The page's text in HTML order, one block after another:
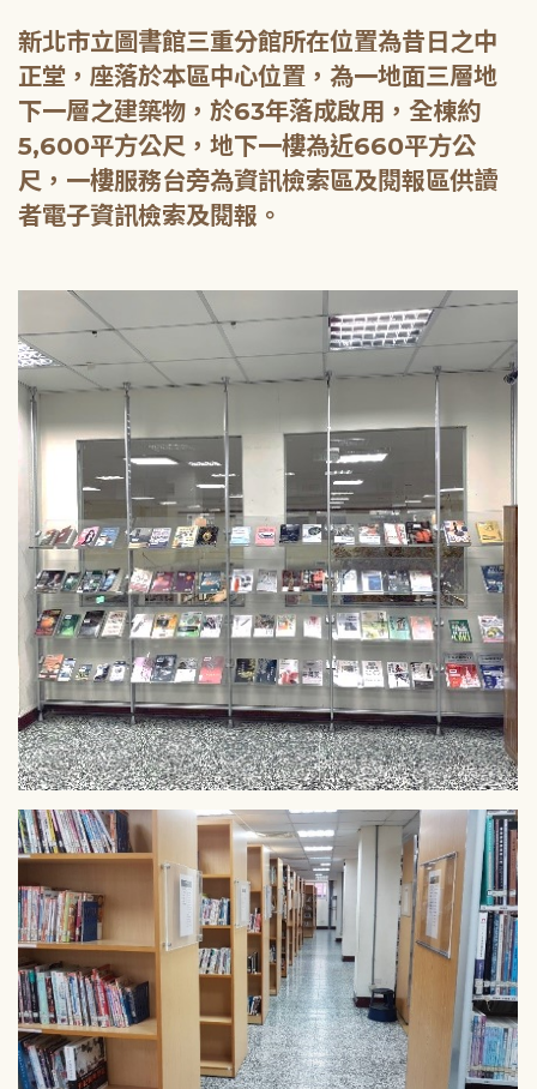
新北市立圖書館三重分館所在位置為昔日之中
正堂，座落於本區中心位置，為一地面三層地
下一層之建築物，於63年落成啟用，全棟約
5,600平方公尺，地下一樓為近660平方公
尺，一樓服務台旁為資訊檢索區及閱報區供讀
者電子資訊檢索及閱報。